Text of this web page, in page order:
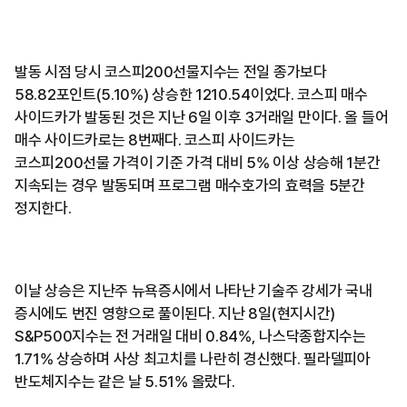
발동 시점 당시 코스피200선물지수는 전일 종가보다
58.82포인트(5.10%) 상승한 1210.54이었다. 코스피 매수
사이드카가 발동된 것은 지난 6일 이후 3거래일 만이다. 올 들어
매수 사이드카로는 8번째다. 코스피 사이드카는
코스피200선물 가격이 기준 가격 대비 5% 이상 상승해 1분간
지속되는 경우 발동되며 프로그램 매수호가의 효력을 5분간
정지한다.
이날 상승은 지난주 뉴욕증시에서 나타난 기술주 강세가 국내
증시에도 번진 영향으로 풀이된다. 지난 8일(현지시간)
S&P500지수는 전 거래일 대비 0.84%, 나스닥종합지수는
1.71% 상승하며 사상 최고치를 나란히 경신했다. 필라델피아
반도체지수는 같은 날 5.51% 올랐다.